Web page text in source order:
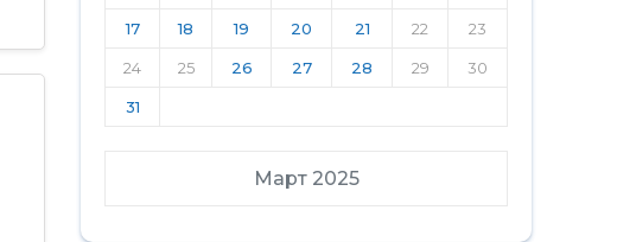
Март 2025
17 18 19 20 21 22 23
24 25 26 27 28 29 30
31